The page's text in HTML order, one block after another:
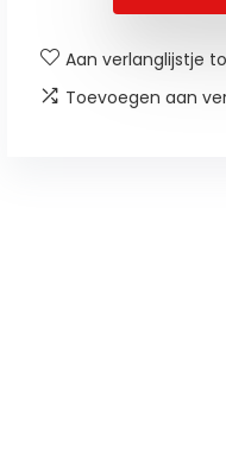
Aan verlanglijstje
Toevoegen aan